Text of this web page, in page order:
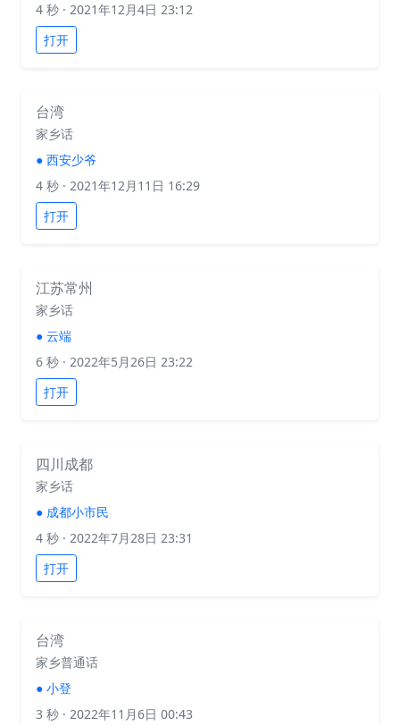
4 秒 · 2021年12月4日 23:12
打开
台湾
家乡话
● 西安少爷
4 秒 · 2021年12月11日 16:29
打开
江苏常州
家乡话
● 云端
6 秒 · 2022年5月26日 23:22
打开
四川成都
家乡话
● 成都小市民
4 秒 · 2022年7月28日 23:31
打开
台湾
家乡普通话
● 小登
3 秒 · 2022年11月6日 00:43